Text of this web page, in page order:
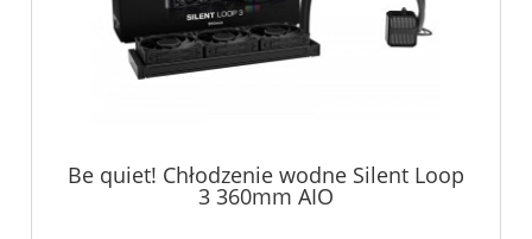
Be quiet! Chłodzenie wodne Silent Loop
3 360mm AIO